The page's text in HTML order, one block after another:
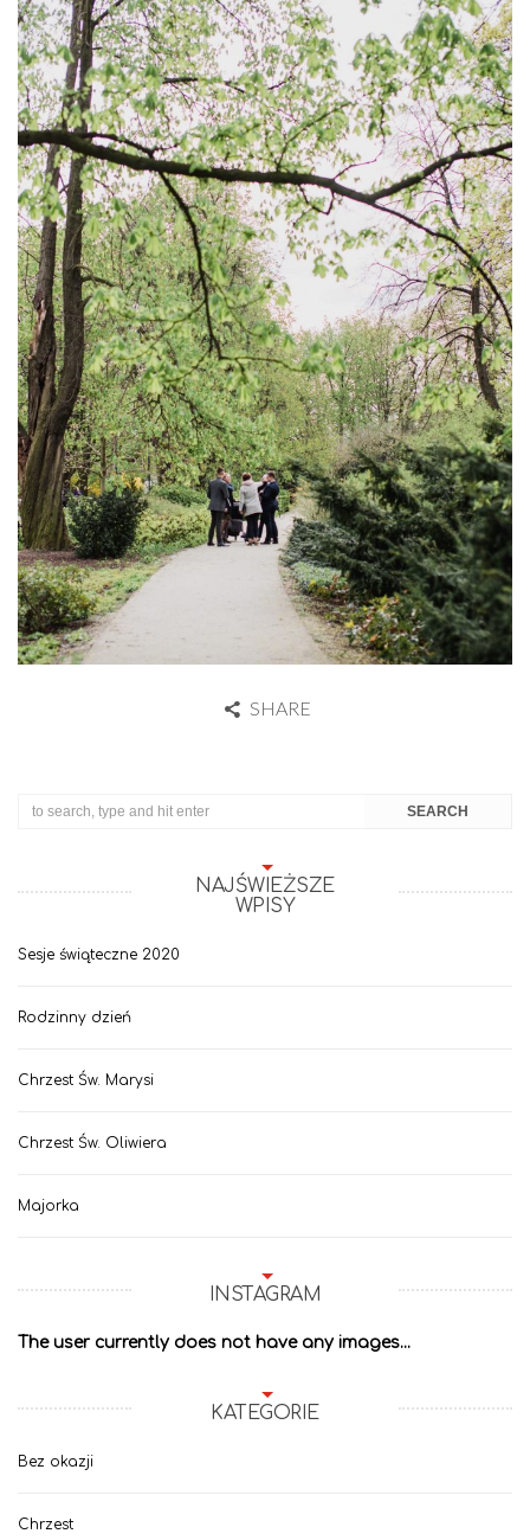
SHARE
NAJŚWIEŻSZE
WPISY
Sesje świąteczne 2020
Rodzinny dzień
Chrzest Św. Marysi
Chrzest Św. Oliwiera
Majorka
INSTAGRAM
The user currently does not have any images...
KATEGORIE
Bez okazji
Chrzest